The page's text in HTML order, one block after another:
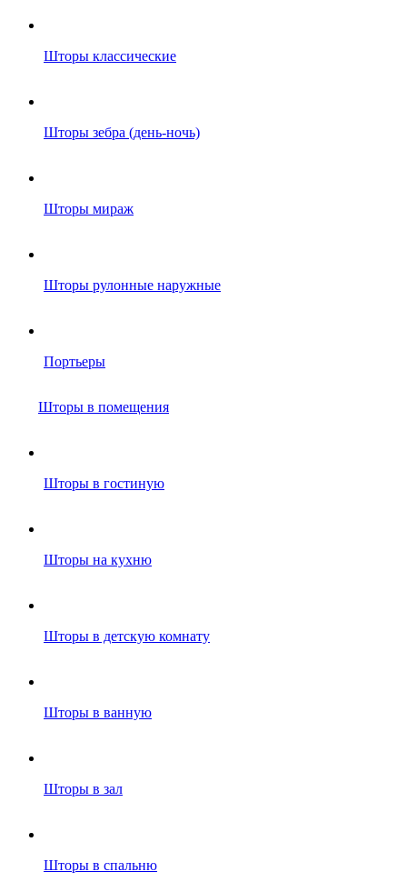
Шторы классические
Шторы зебра (день-ночь)
Шторы мираж
Шторы рулонные наружные
Портьеры
Шторы в помещения
Шторы в гостиную
Шторы на кухню
Шторы в детскую комнату
Шторы в ванную
Шторы в зал
Шторы в спальню